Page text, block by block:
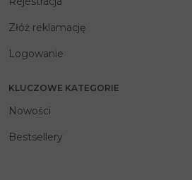
Złóż reklamację
Logowanie
KLUCZOWE KATEGORIE
Nowości
Bestsellery